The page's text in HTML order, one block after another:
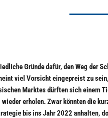
Gründe dafür, den Weg der
viel Vorsicht eingepreist zu
Marktes dürften sich einem
erholen. Zwar könnten die
bis ins Jahr 2022 anhalten,